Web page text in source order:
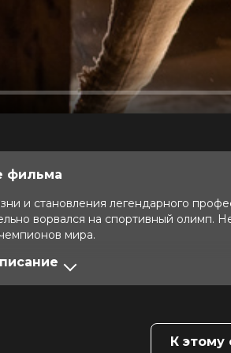
фильма
и становления легендарного
ворвался на спортивный олимп.
мира.
6.6 / 10 (10 553 голоса)
2022
Мэтт Хукингс, Рэй Уинстон,
К